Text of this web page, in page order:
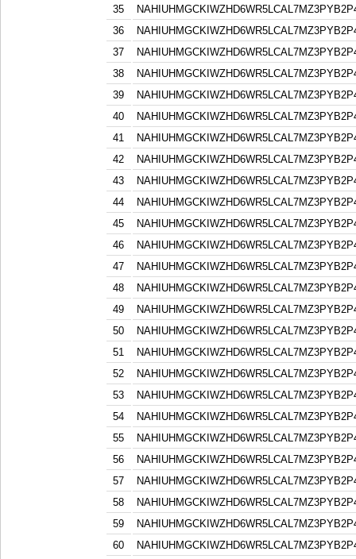
35
36
37
38
39
40
41
42
43
44
45
46
47
48
49
50
51
52
53
54
55
56
57
58
59
60